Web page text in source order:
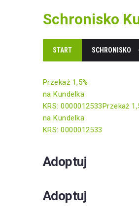
Schronisko
START SCHRONISKO
Przekaż 1,5%
na Kundelka
KRS: 0000012533Przekaż
na Kundelka
KRS: 0000012533
Adoptuj
Adoptuj